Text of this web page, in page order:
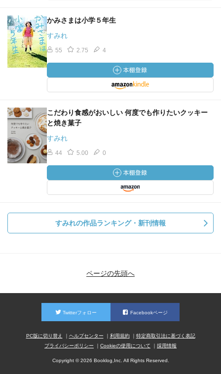
かみさまは小学５年生
すみれ
55 2.75 4
こだわり食感がおいしい 何度でも作りたいクッキー
と焼き菓子
すみれ
44 5.00 0
すみれの作品ランキング・新刊情報
ページの先頭へ
Twitterフォロー Facebookページ
PC版に切り替え ヘルプセンター 利用規約
特定商取引法に基づく表記
プライバシーポリシー
Cookieの使用について 採用情報
Copyright © 2026 Booklog,Inc. All Rights Reserved.